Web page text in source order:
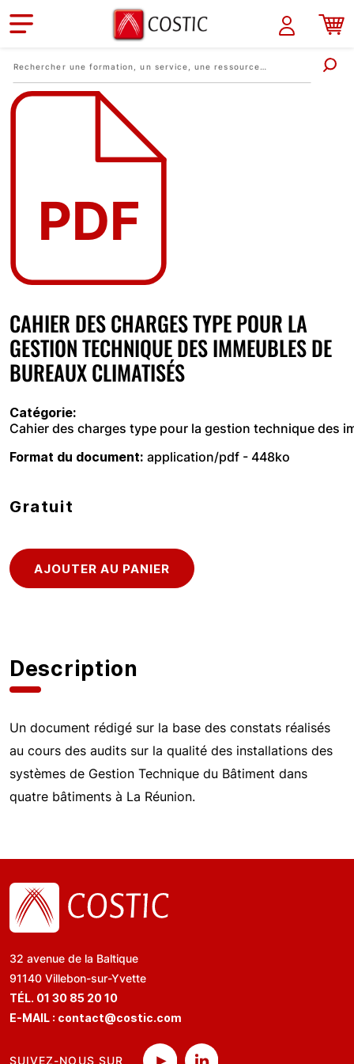
Aller au contenu principal
CAHIER DES CHARGES TYPE POUR LA
GESTION TECHNIQUE DES IMMEUBLES DE
BUREAUX CLIMATISÉS
Catégorie
Cahier des charges type pour la gestion technique des
Format du document application/pdf - 448ko
Gratuit
Description
Un document rédigé sur la base des constats réalisés
au cours des audits sur la qualité des installations des
systèmes de Gestion Technique du Bâtiment dans
quatre bâtiments à La Réunion.
32 avenue de la Baltique
91140 Villebon-sur-Yvette
TÉL. 01 30 85 20 10
E-MAIL : contact@costic.com
SUIVEZ-NOUS SUR